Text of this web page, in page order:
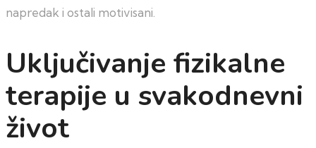
napredak i ostali motivisani.
Uključivanje fizikalne
terapije u svakodnevni
život